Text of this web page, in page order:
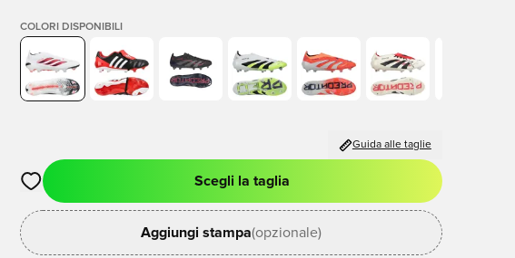
COLORI DISPONIBILI
Guida alle taglie
Apre una finestra modale per accedere o registrarsi come membro
Scegli la taglia
Aggiungi stampa(opzionale)